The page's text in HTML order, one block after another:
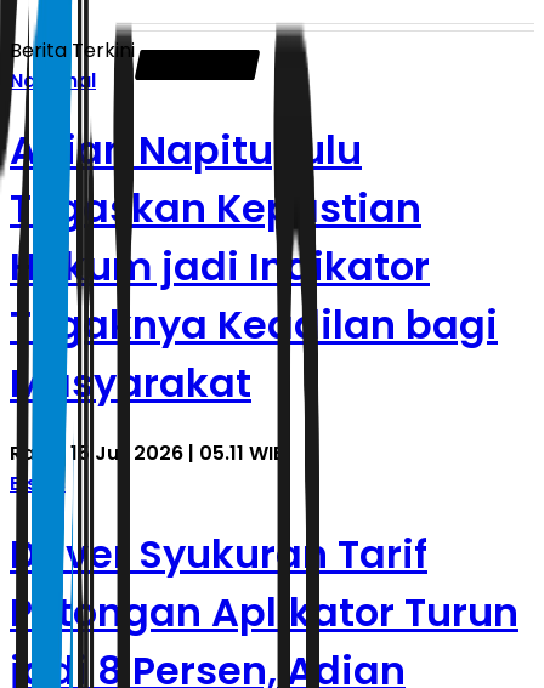
Berita Terkini
Nasional
Adian Napitupulu
Tegaskan Kepastian
Hukum jadi Indikator
Tegaknya Keadilan bagi
Masyarakat
Rabu, 15 Juli 2026 | 05.11 WIB
Bisnis
Driver Syukuran Tarif
Potongan Aplikator Turun
jadi 8 Persen, Adian